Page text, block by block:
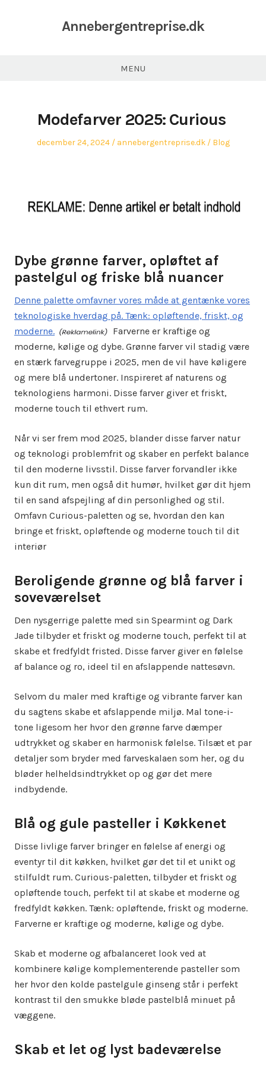
Annebergentreprise.dk
MENU
Modefarver 2025: Curious
Posted
december 24, 2024 Author
annebergentreprise.dk
Posted
Blog
Dybe grønne farver, opløftet af
pastelgul og friske blå nuancer
Denne palette omfavner vores måde at gentænke vores
teknologiske hverdag på. Tænk: opløftende, friskt, og
moderne.
Farverne er kraftige og
moderne, kølige og dybe. Grønne farver vil stadig være
en stærk farvegruppe i 2025, men de vil have køligere
og mere blå undertoner. Inspireret af naturens og
teknologiens harmoni. Disse farver giver et friskt,
moderne touch til ethvert rum.
Når vi ser frem mod 2025, blander disse farver natur
og teknologi problemfrit og skaber en perfekt balance
til den moderne livsstil. Disse farver forvandler ikke
kun dit rum, men også dit humør, hvilket gør dit hjem
til en sand afspejling af din personlighed og stil.
Omfavn Curious-paletten og se, hvordan den kan
bringe et friskt, opløftende og moderne touch til dit
interiør
Beroligende grønne og blå farver i
soveværelset
Den nysgerrige palette med sin Spearmint og Dark
Jade tilbyder et friskt og moderne touch, perfekt til at
skabe et fredfyldt fristed. Disse farver giver en følelse
af balance og ro, ideel til en afslappende nattesøvn.
Selvom du maler med kraftige og vibrante farver kan
du sagtens skabe et afslappende miljø. Mal tone-i-
tone ligesom her hvor den grønne farve dæmper
udtrykket og skaber en harmonisk følelse. Tilsæt et par
detaljer som bryder med farveskalaen som her, og du
bløder helheldsindtrykket op og gør det mere
indbydende.
Blå og gule pasteller i Køkkenet
Disse livlige farver bringer en følelse af energi og
eventyr til dit køkken, hvilket gør det til et unikt og
stilfuldt rum. Curious-paletten, tilbyder et friskt og
opløftende touch, perfekt til at skabe et moderne og
fredfyldt køkken. Tænk: opløftende, friskt og moderne.
Farverne er kraftige og moderne, kølige og dybe.
Skab et moderne og afbalanceret look ved at
kombinere kølige komplementerende pasteller som
her hvor den kolde pastelgule ginseng står i perfekt
kontrast til den smukke bløde pastelblå minuet på
væggene.
Skab et let og lyst badeværelse